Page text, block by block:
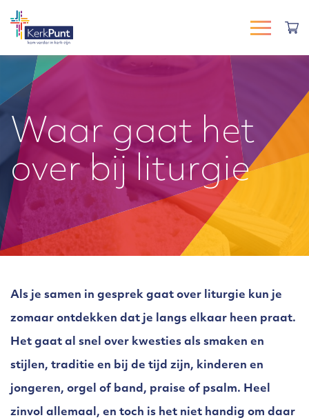
Waar gaat het
over bij liturgie
Als je samen in gesprek gaat over liturgie kun je
zomaar ontdekken dat je langs elkaar heen praat.
Het gaat al snel over kwesties als smaken en
stijlen, traditie en bij de tijd zijn, kinderen en
jongeren, orgel of band, praise of psalm. Heel
zinvol allemaal, en toch is het niet handig om daar